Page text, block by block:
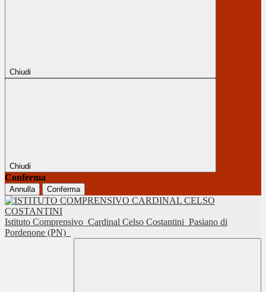
Chiudi
Chiudi
Conferma
Annulla Conferma
Istituto Comprensivo Cardinal Celso Costantini Pasiano di
Pordenone (PN)